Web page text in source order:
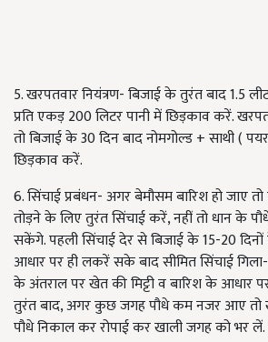
5. खरपतवार नियंत्रण- बिजाई के तुरंत बाद 1.5
प्रति एकड़ 200 लिटर पानी में छिड़काव करें.
तो बिजाई के 30 दिन बाद नोमगोल्ड + साथी (
छिड़काव करें.
6. सिंचाई प्रबंधन- अगर बेमौसम बारिश हो जाए
तोड़ने के लिए तुरंत सिंचाई करें, नहीं तो धान के
सकेंगे. पहली सिंचाई देर से बिजाई के 15-20
आधार पर ही लकरें सके बाद सीमित सिंचाई गिला-
के अंतराल पर खेत की मिट्टी व बारिश के आधार
तुरंत बाद, अगर कुछ जगह पौधे कम नजर आए
पौधे निकाल कर रोपाई कर खाली जगह को भर लें.